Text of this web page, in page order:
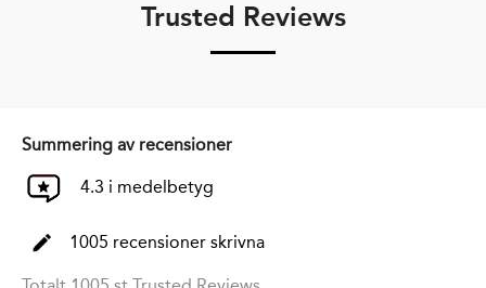
Trusted Reviews
Summering av recensioner
4.3 i medelbetyg
1005 recensioner skrivna